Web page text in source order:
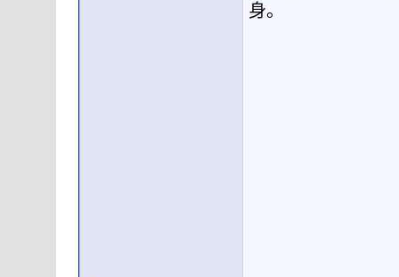
身。